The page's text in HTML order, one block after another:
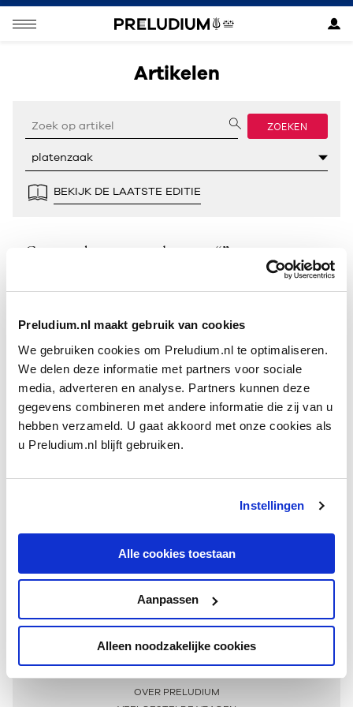
Preludium.nl maakt gebruik van cookies
We gebruiken cookies om Preludium.nl te optimaliseren.
We delen deze informatie met partners voor sociale
media, adverteren en analyse. Partners kunnen deze
gegevens combineren met andere informatie die zij van u
hebben verzameld. U gaat akkoord met onze cookies als
u Preludium.nl blijft gebruiken.
Instellingen
Alle cookies toestaan
Aanpassen
Alleen noodzakelijke cookies
Artikelen
ZOEKEN
BEKIJK DE LAATSTE EDITIE
Geen resultaten gevonden voor “”.
Meer informatie
OVER PRELUDIUM